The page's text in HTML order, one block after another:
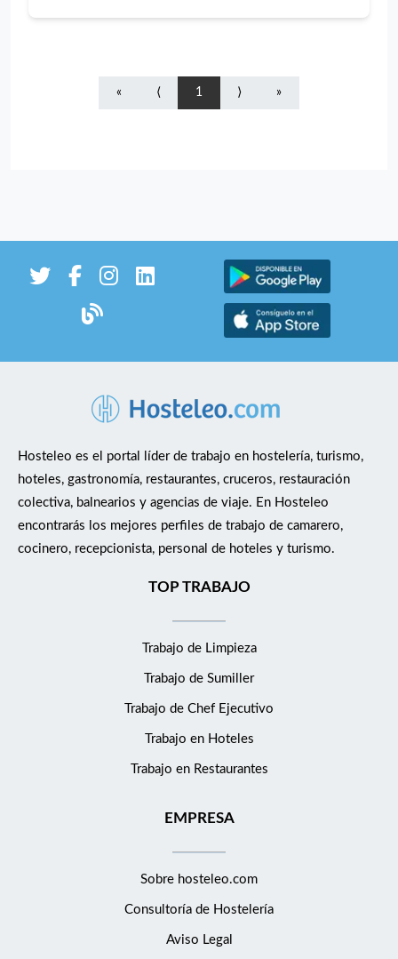
limpieza de la cocina. Organización de productos y apoyo
« ⟨ 1 ⟩ »
Hosteleo es el portal líder de trabajo en hostelería, turismo,
hoteles, gastronomía, restaurantes, cruceros, restauración
colectiva, balnearios y agencias de viaje. En Hosteleo
encontrarás los mejores perfiles de trabajo de camarero,
cocinero, recepcionista, personal de hoteles y turismo.
TOP TRABAJO
Trabajo de Limpieza
Trabajo de Sumiller
Trabajo de Chef Ejecutivo
Trabajo en Hoteles
Trabajo en Restaurantes
EMPRESA
Sobre hosteleo.com
Consultoría de Hostelería
Aviso Legal